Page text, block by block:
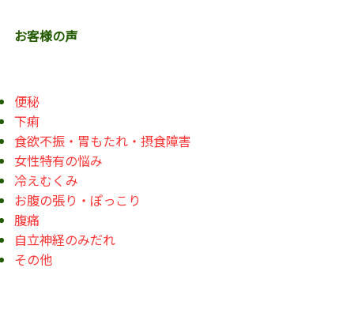
お客様の声
便秘
下痢
食欲不振・胃もたれ・摂食障害
女性特有の悩み
冷えむくみ
お腹の張り・ぽっこり
腹痛
自立神経のみだれ
その他